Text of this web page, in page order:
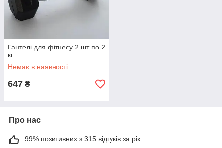
Гантелі для фітнесу 2 шт по 2
кг
Немає в наявності
647 ₴
Про нас
99% позитивних з 315 відгуків за рік